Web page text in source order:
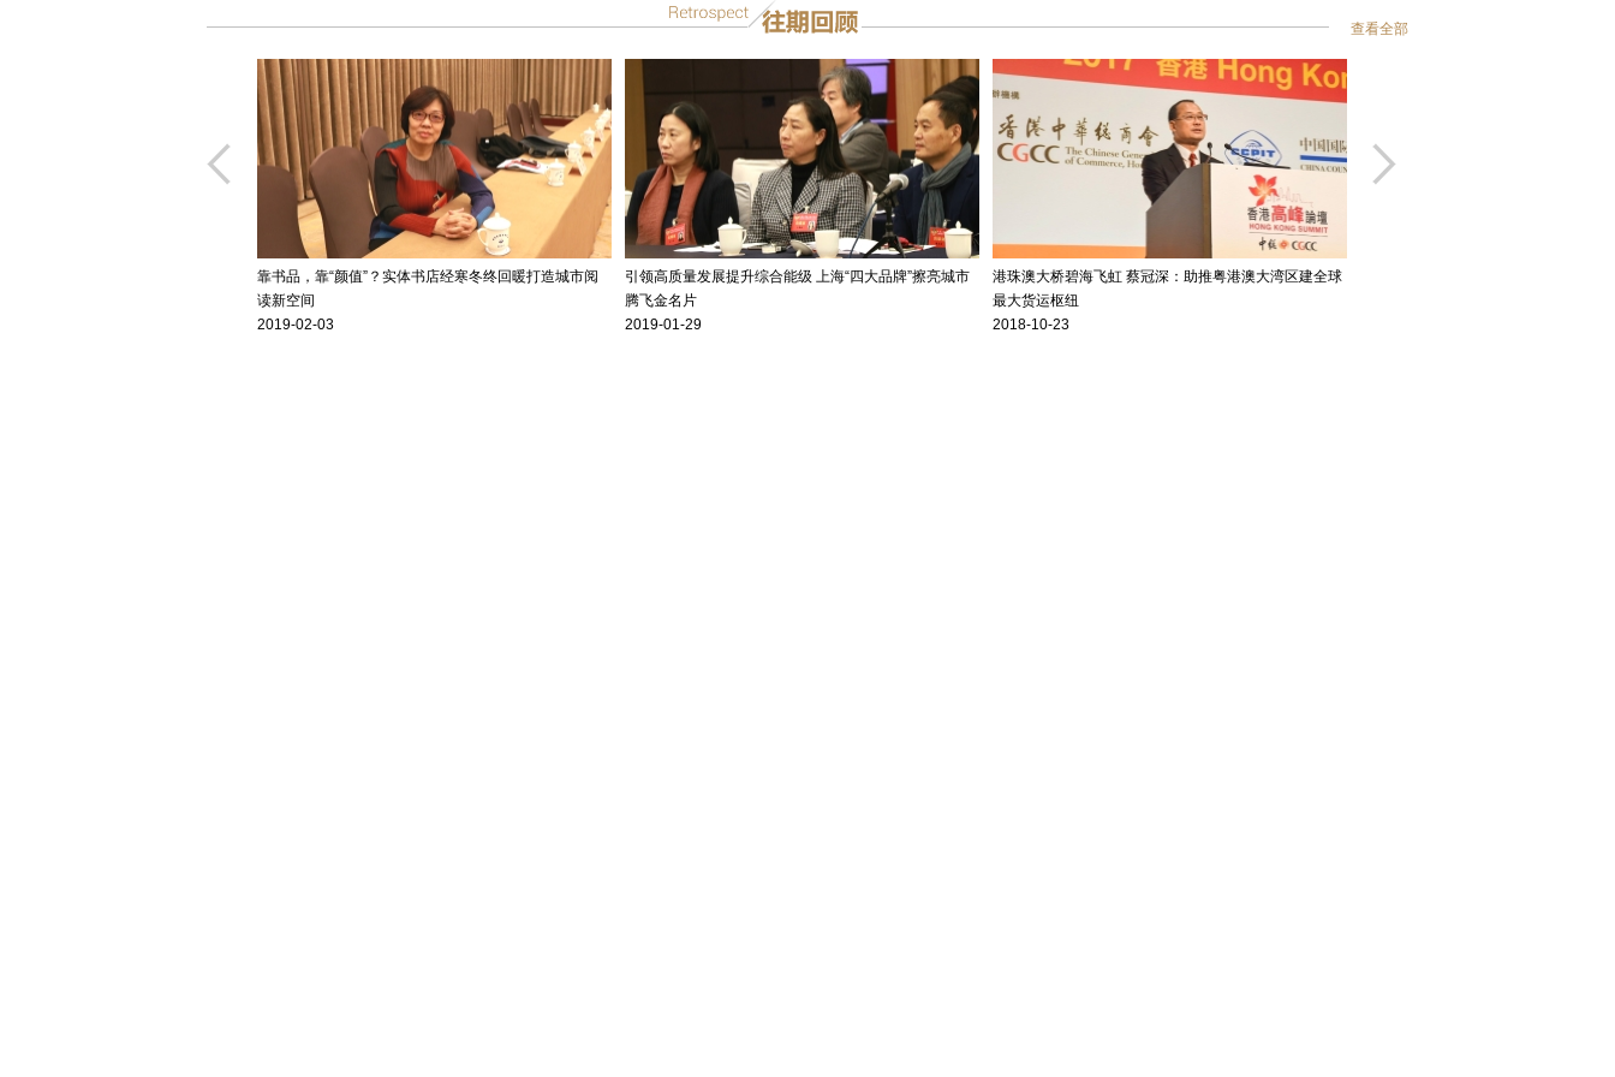
查看全部
靠书品，靠“颜值”？实体书店经寒冬终回暖打造城市阅
读新空间
2019-02-03
引领高质量发展提升综合能级 上海“四大品牌”擦亮城市
腾飞金名片
2019-01-29
港珠澳大桥碧海飞虹 蔡冠深：助推粤港澳大湾区建全球
最大货运枢纽
2018-10-23